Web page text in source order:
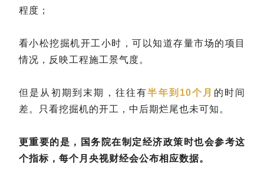
程度；
看小松挖掘机开工小时，可以知道存量市场的项目
情况，反映工程施工景气度。
但是从初期到末期，往往有半年到10个月 的时间
差。只看挖掘机的开工，中后期烂尾也未可知。
更重要的是，国务院在制定经济政策时也会参考这
个指标，每个月央视财经会公布相应数据。